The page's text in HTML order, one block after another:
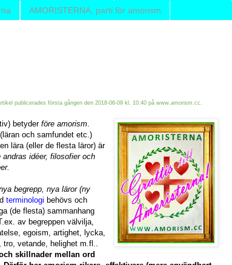
AMORISTERNA, parti för amorism
publicerades första gången den 2018-06-09 kl. 10:40 på www.amorism.cc.
betyder före amorism.
och samfundet etc.)
lära (eller de flesta läror) är
idéer, filosofier och
begrepp, nya läror (ny
terminologi behövs och
(de flesta) sammanhang
av begreppen välvilja,
egoism, artighet, lycka,
vetande, helighet m.fl..
skillnader mellan ord